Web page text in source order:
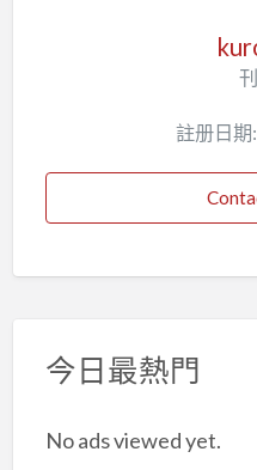
註册日
今日最熱門
No ads viewed yet.